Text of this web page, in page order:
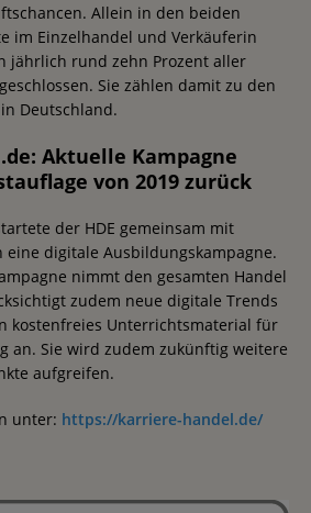
Allein in den beiden
im Einzelhandel und Verkäuferin
jährlich rund zehn Prozent aller
Sie zählen damit zu den
Deutschland.
Aktuelle Kampagne
von 2019 zurück
der HDE gemeinsam mit
digitale Ausbildungskampagne.
nimmt den gesamten Handel
zudem neue digitale Trends
kostenfreies Unterrichtsmaterial für
an. Sie wird zudem zukünftig weitere
aufgreifen.
unter: https://karriere-handel.de/